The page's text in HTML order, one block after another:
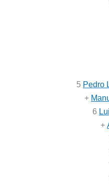
5 Pedro
+
6
+